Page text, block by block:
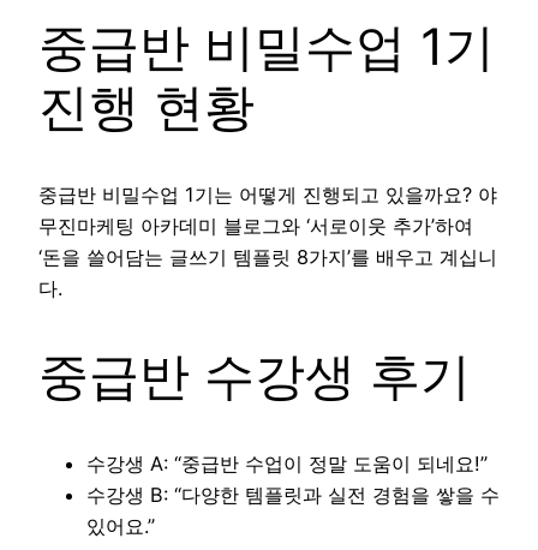
중급반 비밀수업 1기
진행 현황
중급반 비밀수업 1기는 어떻게 진행되고 있을까요? 야
무진마케팅 아카데미 블로그와 ‘서로이웃 추가’하여
‘돈을 쓸어담는 글쓰기 템플릿 8가지’를 배우고 계십니
다.
중급반 수강생 후기
수강생 A: “중급반 수업이 정말 도움이 되네요!”
수강생 B: “다양한 템플릿과 실전 경험을 쌓을 수
있어요.”